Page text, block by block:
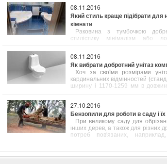
08.11.2016
Який стиль краще підібрати для
кімнати
Раковина з тумбочкою
стилістику мінімалізм або
підібрані розміри
08.11.2016
Як вибрати добротний унітаз
Хоч за своїми розмірами
кардинальних відмінностей
ширину і 1170-1259 мм в
27.10.2016
Бензопили для роботи в саду і їх
При великому саду для
інших дерев, а також для різних
потреб пов'язаних,
бензопила.